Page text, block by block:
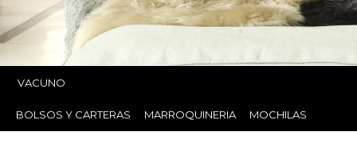
VACUNO
BOLSOS Y CARTERAS MARROQUINERIA MOCHILAS